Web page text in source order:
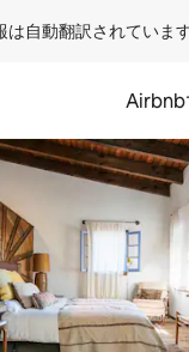
は自動翻訳されています
Airbnb